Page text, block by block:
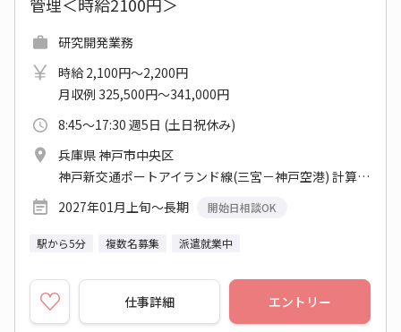
研究開発業務
時給 2,100円～2,200円
月収例 325,500円～341,000円
8:45～17:30 週5日 (土日祝休み)
兵庫県 神戸市中央区
神戸新交通ポートアイランド線(三宮－神戸空港) 計算科学センター駅
2027年01月上旬～長期
開始日相談OK
駅から5分 複数名募集 派遣就業中
仕事詳細 エントリー